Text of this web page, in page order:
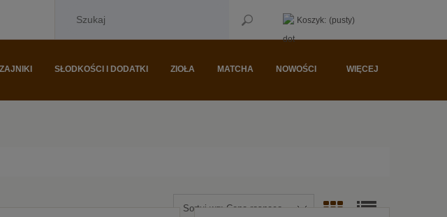
Koszyk: (pusty)
SŁODKOŚCI I DODATKI ZIOŁA MATCHA NOWOŚCI WIĘCEJ
Sortuj wg: Cena rosnąco